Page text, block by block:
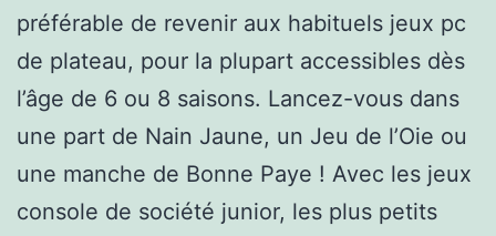
préférable de revenir aux habituels jeux pc
de plateau, pour la plupart accessibles dès
l’âge de 6 ou 8 saisons. Lancez-vous dans
une part de Nain Jaune, un Jeu de l’Oie ou
une manche de Bonne Paye ! Avec les jeux
console de société junior, les plus petits